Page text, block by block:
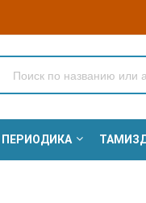
ПЕРИОДИКА